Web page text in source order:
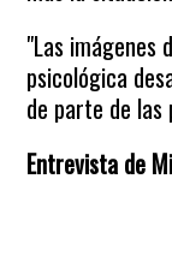
"Las imágenes
psicológica
de parte de las
Entrevista de